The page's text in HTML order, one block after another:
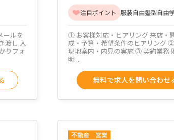
ールを
渡し 入
りフォ
注目ポイント 服装自由髪型自由
① お客様対応・ヒアリング 来店・
成・予算・希望条件のヒアリング
現地案内・内見の実施 ③ 契約業務
明 ...
無料で求人を問い合わせ
不動産 営業